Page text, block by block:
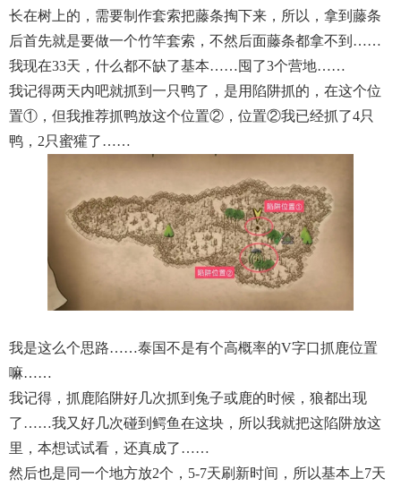
长在树上的，需要制作套索把藤条掏下来，所以，拿到藤条
后首先就是要做一个竹竿套索，不然后面藤条都拿不到……
我现在33天，什么都不缺了基本……囤了3个营地……
我记得两天内吧就抓到一只鸭了，是用陷阱抓的，在这个位
置①，但我推荐抓鸭放这个位置②，位置②我已经抓了4只
鸭，2只蜜獾了……
我是这么个思路……泰国不是有个高概率的V字口抓鹿位置
嘛……
我记得，抓鹿陷阱好几次抓到兔子或鹿的时候，狼都出现
了……我又好几次碰到鳄鱼在这块，所以我就把这陷阱放这
里，本想试试看，还真成了……
然后也是同一个地方放2个，5-7天刷新时间，所以基本上7天